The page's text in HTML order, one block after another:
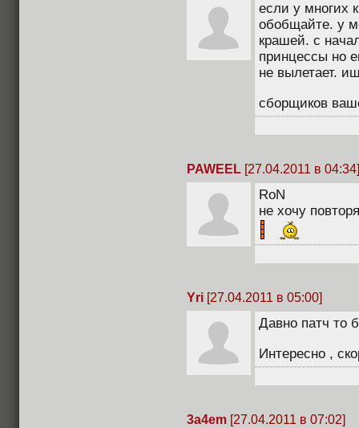
если у многих
обобщайте. у
крашей. с
принцессы но
не вылетает.
сборщиков
PAWEEL [27.04.2011 в 04:34]
RoN
не хочу
Yri [27.04.2011 в 05:00]
Давно патч то
Интересно ,
3a4em [27.04.2011 в 07:02]